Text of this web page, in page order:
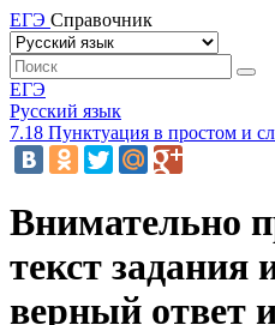
ЕГЭ Справочник
ЕГЭ
Русский язык
7.18 Пунктуация в простом и
Внимательно
текст задания
верный ответ